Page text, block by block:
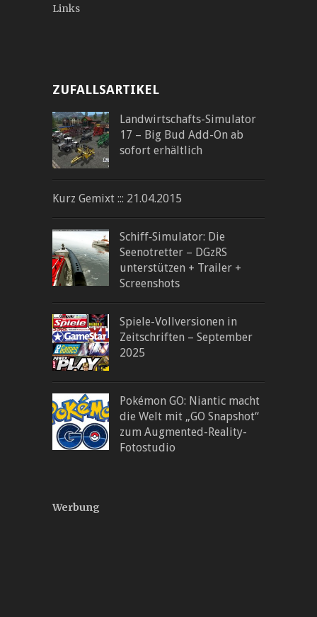
Links
ZUFALLSARTIKEL
Landwirtschafts-Simulator
17 – Big Bud Add-On ab
sofort erhältlich
Kurz Gemixt ::: 21.04.2015
Schiff‐Simulator: Die
Seenotretter – DGzRS
unterstützen + Trailer +
Screenshots
Spiele-Vollversionen in
Zeitschriften – September
2025
Pokémon GO: Niantic macht
die Welt mit „GO Snapshot“
zum Augmented-Reality-
Fotostudio
Werbung